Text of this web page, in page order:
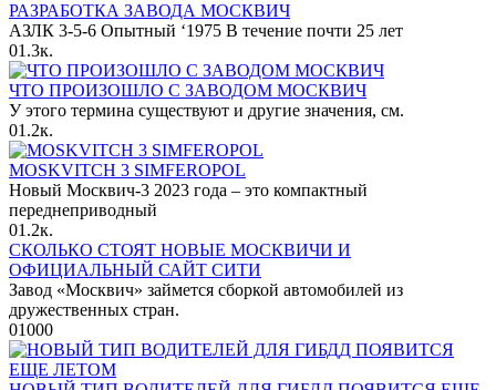
РАЗРАБОТКА ЗАВОДА МОСКВИЧ
АЗЛК 3-5-6 Опытный ‘1975 В течение почти 25 лет
01.3к.
ЧТО ПРОИЗОШЛО С ЗАВОДОМ МОСКВИЧ
У этого термина существуют и другие значения, см.
01.2к.
MOSKVITCH 3 SIMFEROPOL
Новый Москвич-3 2023 года – это компактный
переднеприводный
01.2к.
СКОЛЬКО СТОЯТ НОВЫЕ МОСКВИЧИ И
ОФИЦИАЛЬНЫЙ САЙТ СИТИ
Завод «Москвич» займется сборкой автомобилей из
дружественных стран.
01000